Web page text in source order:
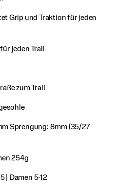
Grip und Traktion für jeden
jeden Trail
zum Trail
Sprengung: 8mm (35/27
254g
| Damen 5-12